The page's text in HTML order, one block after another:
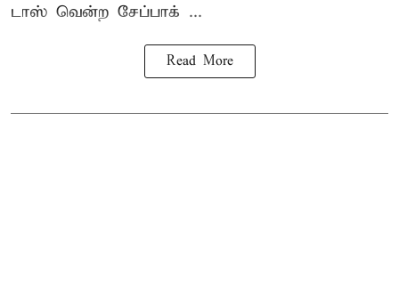
டாஸ் வென்ற சேப்பாக் ...
Read More